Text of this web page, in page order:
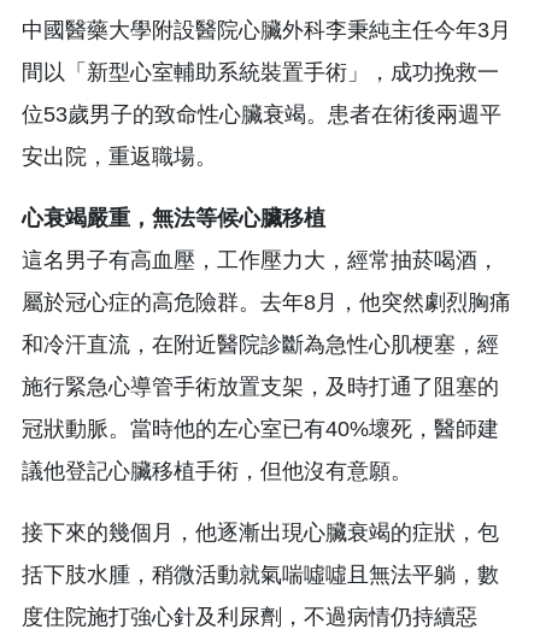
中國醫藥大學附設醫院心臟外科李秉純主任今年3月
間以「新型心室輔助系統裝置手術」，成功挽救一
位53歲男子的致命性心臟衰竭。患者在術後兩週平
安出院，重返職場。
心衰竭嚴重，無法等候心臟移植
這名男子有高血壓，工作壓力大，經常抽菸喝酒，
屬於冠心症的高危險群。去年8月，他突然劇烈胸痛
和冷汗直流，在附近醫院診斷為急性心肌梗塞，經
施行緊急心導管手術放置支架，及時打通了阻塞的
冠狀動脈。當時他的左心室已有40%壞死，醫師建
議他登記心臟移植手術，但他沒有意願。
接下來的幾個月，他逐漸出現心臟衰竭的症狀，包
括下肢水腫，稍微活動就氣喘噓噓且無法平躺，數
度住院施打強心針及利尿劑，不過病情仍持續惡